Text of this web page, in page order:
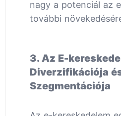
nagy a potenciál az
további
3. Az E-
Diverzifikációja
Szegmentációja